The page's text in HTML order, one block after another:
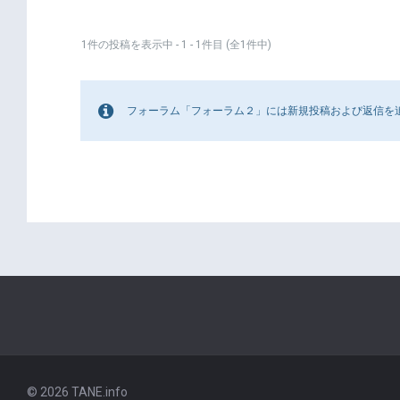
1件の投稿を表示中 - 1 - 1件目 (全1件中)
フォーラム「フォーラム２」には新規投稿および返信を
© 2026 TANE.info